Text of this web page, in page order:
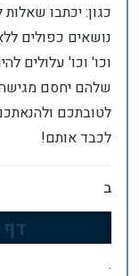
כגון: יכתבו
נושאים כפולים
וכו' וכו' עלולים
שלהם יחסם
לטובתכם
לכבד אותם!
ב
.